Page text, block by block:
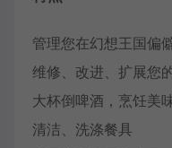
管理您在幻想王国偏
维修、改进、扩展您
大杯倒啤酒，烹饪美
清洁、洗涤餐具